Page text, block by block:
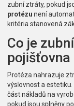
zubní ztráty, pokud
protézu není
kritéria stanovená
Co je
pojišťovna
Protéza nahrazuje
výslovnost a
část nákladů na
pokud jsou splněny